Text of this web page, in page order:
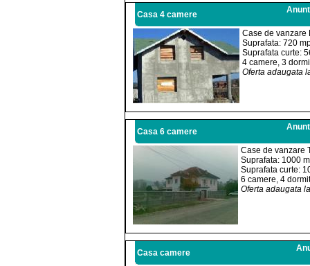
Casa 4 camere
Case de vanzare
Suprafata: 720
Suprafata curte:
4 camere, 3
Oferta adaugata
Casa 6 camere
Case de vanzare
Suprafata: 1000
Suprafata curte:
6 camere, 4
Oferta adaugata
Casa camere